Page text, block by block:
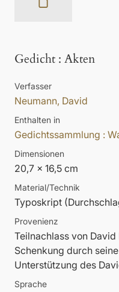
Gedicht : Akten
Verfasser
Neumann, David
Enthalten in
Gedichtssammlung :
Dimensionen
20,7 x 16,5 cm
Material/Technik
Typoskript
Provenienz
Teilnachlass von
Schenkung durch
Unterstützung des
Sprache